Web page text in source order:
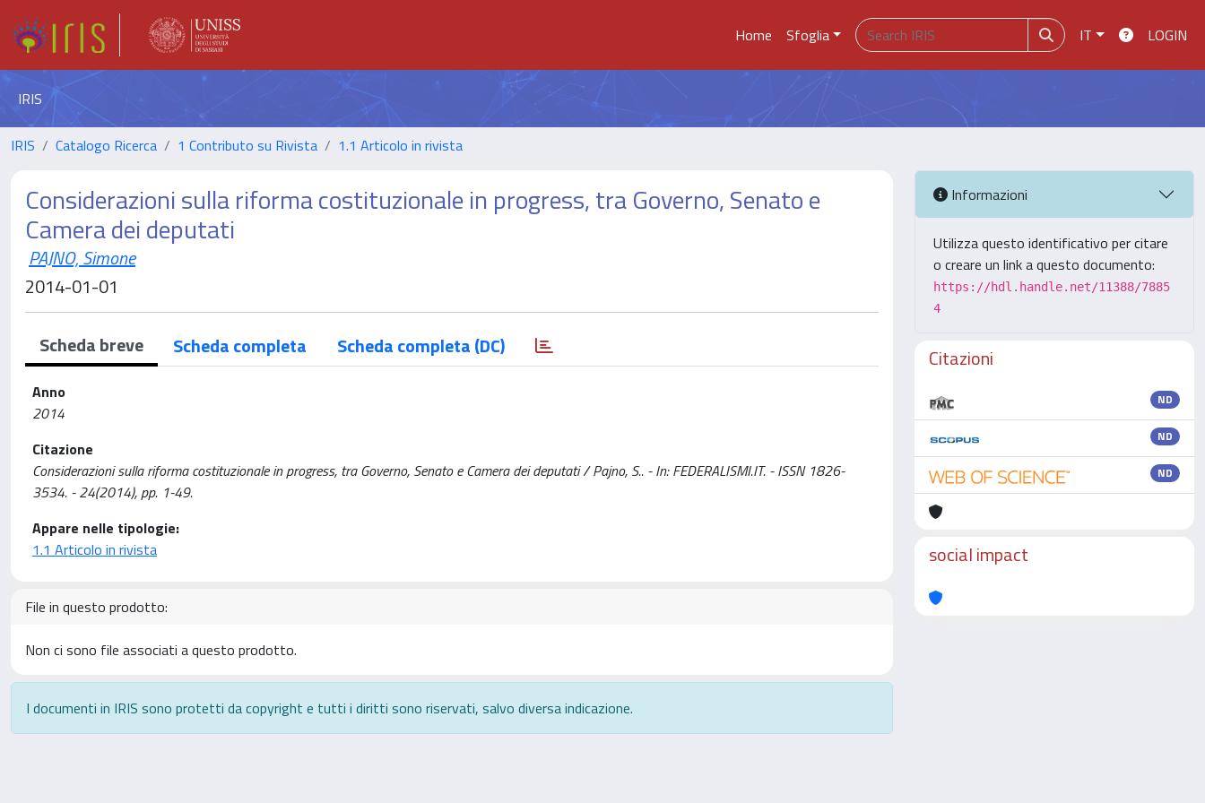
Home Sfoglia IT LOGIN
IRIS
IRIS Catalogo Ricerca 1 Contributo su Rivista 1.1 Articolo in rivista
Considerazioni sulla riforma costituzionale in progress, tra Governo, Senato e
Camera dei deputati
PAJNO, Simone
2014-01-01
Scheda breve Scheda completa Scheda completa (DC)
Anno
2014
Citazione
Considerazioni sulla riforma costituzionale in progress, tra Governo, Senato e Camera dei deputati / Pajno, S.. - In: FEDERALISMI.IT. - ISSN 1826-
3534. - 24(2014), pp. 1-49.
Appare nelle tipologie:
1.1 Articolo in rivista
File in questo prodotto:
Non ci sono file associati a questo prodotto.
I documenti in IRIS sono protetti da copyright e tutti i diritti sono riservati, salvo diversa indicazione.
Informazioni
Utilizza questo identificativo per citare
o creare un link a questo documento:
https://hdl.handle.net/11388/7885
4
Citazioni
ND
ND
ND
social impact